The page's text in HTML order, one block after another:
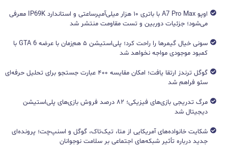
اوپو A7 Pro Max با باتری ۱۰ هزار میلی‌آمپرساعتی و استاندارد IP69K معرفی
می‌شود؛ جزئیات دوربین و تست مقاومت منتشر شد
سونی خیال گیمرها را راحت کرد؛ پلی‌استیشن ۵ هم‌زمان با عرضه GTA 6 با
کمبود موجودی مواجه نخواهد شد
گوگل ترندز ارتقا یافت؛ امکان مقایسه ۴۰۰ عبارت جستجو برای تحلیل حرفه‌ای
سئو فراهم شد
مرگ تدریجی بازی‌های فیزیکی؛ ۸۲ درصد فروش بازی‌های پلی‌استیشن
دیجیتال شد
شکایت خانواده‌های آمریکایی از متا، تیک‌تاک، گوگل و اسنپ‌چت؛ پرونده‌ای
جدید درباره تأثیر شبکه‌های اجتماعی بر سلامت نوجوانان